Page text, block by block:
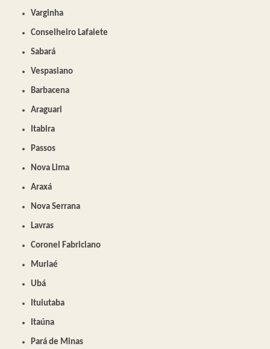
Varginha
Conselheiro Lafaiete
Sabará
Vespasiano
Barbacena
Araguari
Itabira
Passos
Nova Lima
Araxá
Nova Serrana
Lavras
Coronel Fabriciano
Muriaé
Ubá
Ituiutaba
Itaúna
Pará de Minas